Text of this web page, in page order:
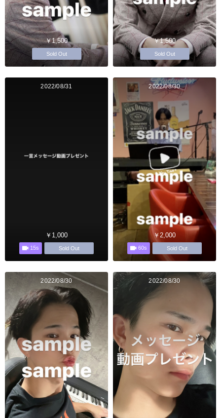
￥1,500
Sold Out
￥1,500
Sold Out
2022/08/31
￥1,000
15s Sold Out
2022/08/30
￥2,000
60s Sold Out
2022/08/30 2022/08/30